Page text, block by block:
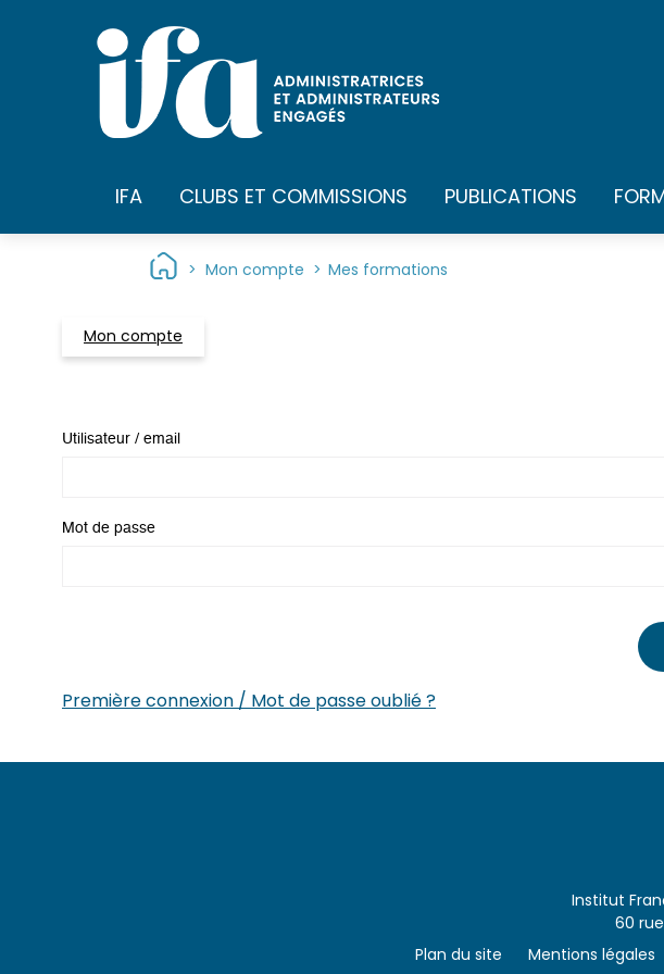
IFA CLUBS ET COMMISSIONS PUBLICATIONS
> Mon compte > Mes formations
Mon compte
Utilisateur / email
Mot de passe
Première connexion / Mot de passe oublié ?
Institut
60
Plan du site
Mentions légales